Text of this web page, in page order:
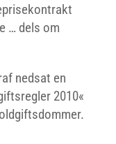
… dels om
nedsat en
2010«